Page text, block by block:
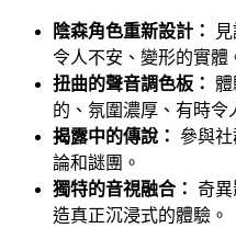
陰森角色重新設計：
令人不安、變形的實體
扭曲的聲音調色板： 體
的、氛圍濃厚、有時令
揭露中的傳說： 參與
論和謎團。
獨特的音視融合： 奇異
造真正沉浸式的體驗。